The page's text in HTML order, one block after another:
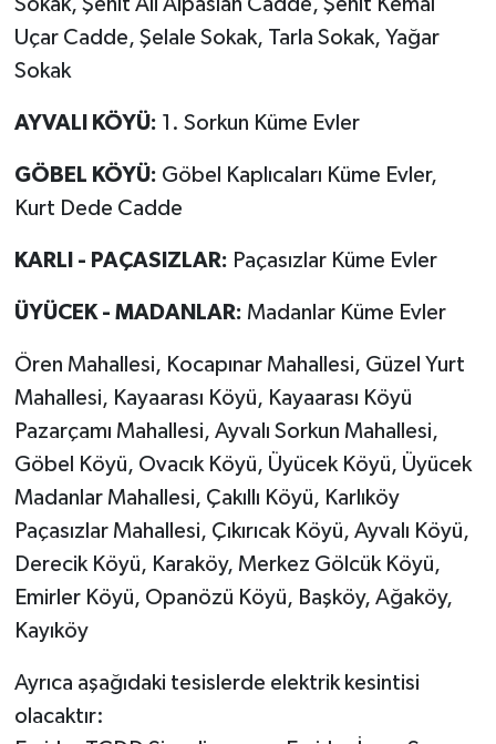
Uçar Cadde, Şelale Sokak, Tarla Sokak, Yağar
Sokak
AYVALI KÖYÜ: 1. Sorkun Küme Evler
GÖBEL KÖYÜ: Göbel Kaplıcaları Küme Evler,
Kurt Dede Cadde
KARLI - PAÇASIZLAR: Paçasızlar Küme Evler
ÜYÜCEK - MADANLAR: Madanlar Küme Evler
Ören Mahallesi, Kocapınar Mahallesi, Güzel Yurt
Mahallesi, Kayaarası Köyü, Kayaarası Köyü
Pazarçamı Mahallesi, Ayvalı Sorkun Mahallesi,
Göbel Köyü, Ovacık Köyü, Üyücek Köyü, Üyücek
Madanlar Mahallesi, Çakıllı Köyü, Karlıköy
Paçasızlar Mahallesi, Çıkırıcak Köyü, Ayvalı Köyü,
Derecik Köyü, Karaköy, Merkez Gölcük Köyü,
Emirler Köyü, Opanözü Köyü, Başköy, Ağaköy,
Kayıköy
Ayrıca aşağıdaki tesislerde elektrik kesintisi
olacaktır: